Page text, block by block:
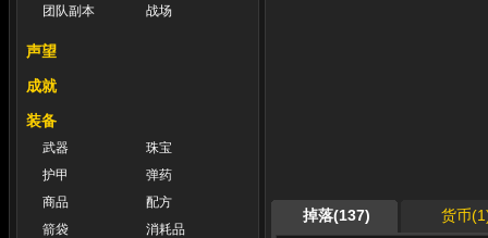
团队副本
战场
声望
成就
装备
武器
珠宝
护甲
弹药
商品
配方
箭袋
消耗品
掉落(137) 货币